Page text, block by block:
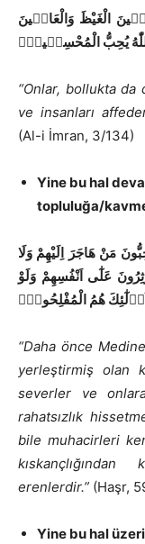
الْغَيْظَ وَالْعَاف۪ينَ
يُحِبُّ الْمُحْسِن۪ينَۚ
“Onlar, bollukta
ve insanları
(Al-i İmran, 3/134)
Yine bu hal
topluluğa/
مَنْ هَاجَرَ اِلَيْهِمْ وَلَا
عَلٰٓى اَنْفُسِهِمْ وَلَوْ
هُمُ الْمُفْلِحُونَۚ
“Daha önce
yerleştirmiş olan
severler ve
rahatsızlık
bile muhacirleri
erenlerdir.” (Haşr,
Yine bu hal